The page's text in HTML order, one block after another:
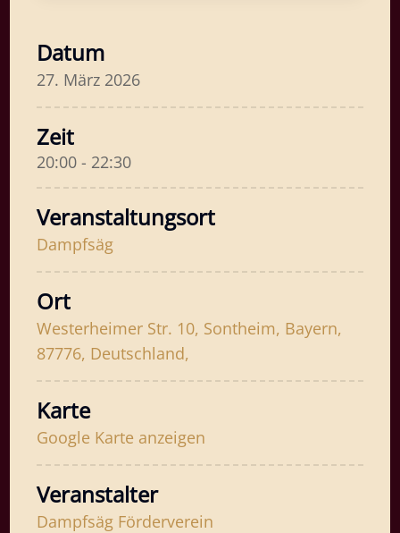
Datum
27. März 2026
Zeit
20:00 - 22:30
Veranstaltungsort
Dampfsäg
Ort
Westerheimer Str. 10, Sontheim, Bayern,
87776, Deutschland,
Karte
Google Karte anzeigen
Veranstalter
Dampfsäg Förderverein